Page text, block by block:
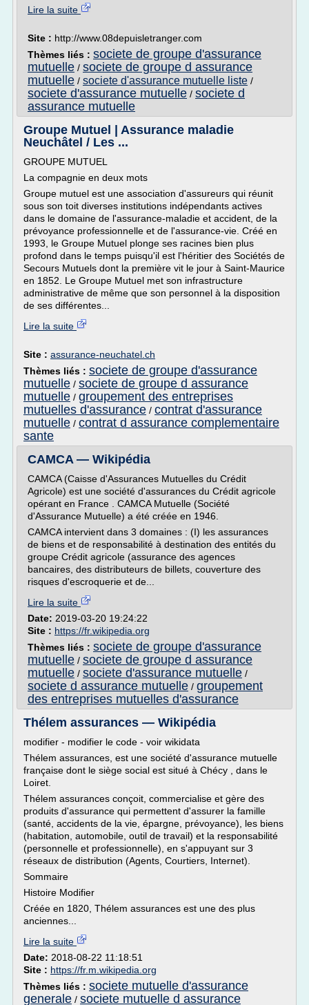
Lire la suite
Site : http://www.08depuisletranger.com
Thèmes liés : societe de groupe d'assurance
mutuelle / societe de groupe d assurance
mutuelle / societe d'assurance mutuelle liste /
societe d'assurance mutuelle / societe d
assurance mutuelle
Groupe Mutuel | Assurance maladie
Neuchâtel / Les ...
GROUPE MUTUEL
La compagnie en deux mots
Groupe mutuel est une association d'assureurs qui réunit
sous son toit diverses institutions indépendants actives
dans le domaine de l'assurance-maladie et accident, de la
prévoyance professionnelle et de l'assurance-vie. Créé en
1993, le Groupe Mutuel plonge ses racines bien plus
profond dans le temps puisqu'il est l'héritier des Sociétés de
Secours Mutuels dont la première vit le jour à Saint-Maurice
en 1852. Le Groupe Mutuel met son infrastructure
administrative de même que son personnel à la disposition
de ses différentes...
Lire la suite
Site : assurance-neuchatel.ch
Thèmes liés : societe de groupe d'assurance
mutuelle / societe de groupe d assurance
mutuelle / groupement des entreprises
mutuelles d'assurance / contrat d'assurance
mutuelle / contrat d assurance complementaire
sante
CAMCA — Wikipédia
CAMCA (Caisse d'Assurances Mutuelles du Crédit
Agricole) est une société d'assurances du Crédit agricole
opérant en France . CAMCA Mutuelle (Société
d'Assurance Mutuelle) a été créée en 1946.
CAMCA intervient dans 3 domaines : (I) les assurances
de biens et de responsabilité à destination des entités du
groupe Crédit agricole (assurance des agences
bancaires, des distributeurs de billets, couverture des
risques d'escroquerie et de...
Lire la suite
Date: 2019-03-20 19:24:22
Site : https://fr.wikipedia.org
Thèmes liés : societe de groupe d'assurance
mutuelle / societe de groupe d assurance
mutuelle / societe d'assurance mutuelle /
societe d assurance mutuelle / groupement
des entreprises mutuelles d'assurance
Thélem assurances — Wikipédia
modifier - modifier le code - voir wikidata
Thélem assurances, est une société d'assurance mutuelle
française dont le siège social est situé à Chécy , dans le
Loiret.
Thélem assurances conçoit, commercialise et gère des
produits d'assurance qui permettent d'assurer la famille
(santé, accidents de la vie, épargne, prévoyance), les biens
(habitation, automobile, outil de travail) et la responsabilité
(personnelle et professionnelle), en s'appuyant sur 3
réseaux de distribution (Agents, Courtiers, Internet).
Sommaire
Histoire Modifier
Créée en 1820, Thélem assurances est une des plus
anciennes...
Lire la suite
Date: 2018-08-22 11:18:51
Site : https://fr.m.wikipedia.org
Thèmes liés : societe mutuelle d'assurance
generale / societe mutuelle d assurance